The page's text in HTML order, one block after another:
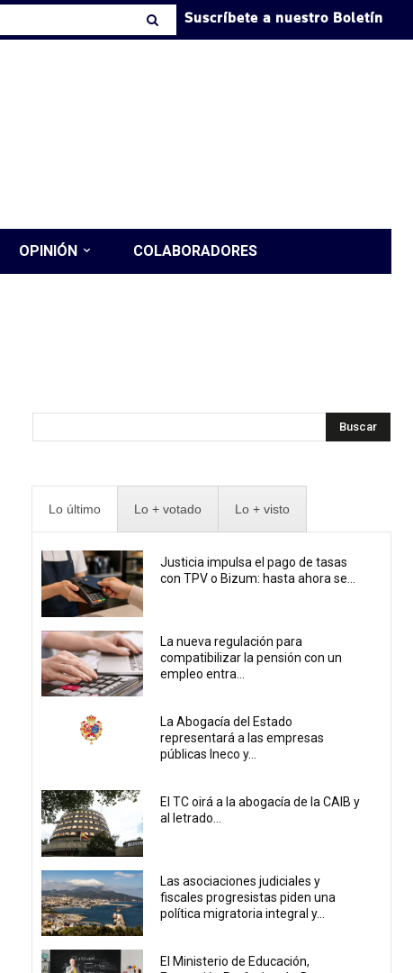
Suscríbete a nuestro Boletín
OPINIÓN COLABORADORES
Buscar
Lo último Lo + votado Lo + visto
Justicia impulsa el pago de tasas
con TPV o Bizum: hasta ahora se...
La nueva regulación para
compatibilizar la pensión con un
empleo entra...
La Abogacía del Estado
representará a las empresas
públicas Ineco y...
El TC oirá a la abogacía de la CAIB y
al letrado...
Las asociaciones judiciales y
fiscales progresistas piden una
política migratoria integral y...
El Ministerio de Educación,